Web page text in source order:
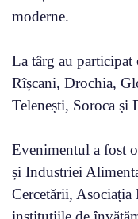
moderne.
La târg au
Rîșcani, Drochia,
Telenești, Soroca și
Evenimentul a fost
și Industriei
Cercetării, Asociația